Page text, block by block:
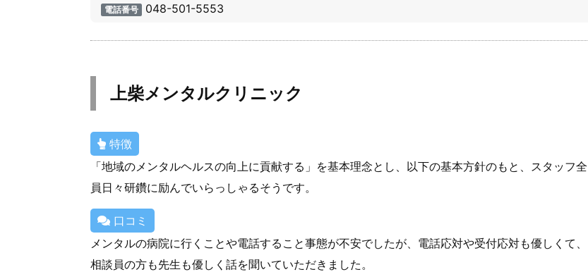
電話番号 048-501-5553
上柴メンタルクリニック
特徴
「地域のメンタルヘルスの向上に貢献する」を基本理念とし、以下の基本方針のもと、スタッフ全
員日々研鑽に励んでいらっしゃるそうです。
口コミ
メンタルの病院に行くことや電話すること事態が不安でしたが、電話応対や受付応対も優しくて、
相談員の方も先生も優しく話を聞いていただきました。